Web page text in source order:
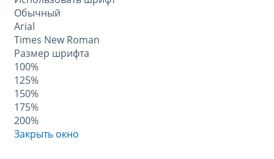
Обычный
Arial
Times New Roman
Размер шрифта
100%
125%
150%
175%
200%
Закрыть окно